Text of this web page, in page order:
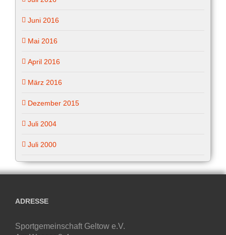
Juni 2016
Mai 2016
April 2016
März 2016
Dezember 2015
Juli 2004
Juli 2000
ADRESSE
Sportgemeinschaft Geltow e.V.